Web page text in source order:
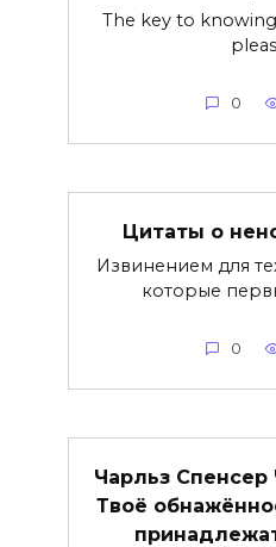
The key to
0
Цитаты о
Извинением для
которые
0
Чарльз Спенсер
Твоё